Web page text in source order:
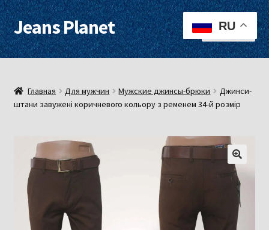
Перейти
к
навигации
Перейти
к
содержимому
Jeans Planet Меню
Для женщин
Для мужчин
Оплата, доставка
Контакты
Примерочная
Главная Для мужчин Мужские джинсы-брюки
Джинси-
штани завужені коричневого кольору з ременем 34-й розмір
RU